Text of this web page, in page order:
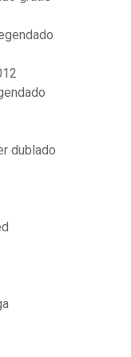
dublado